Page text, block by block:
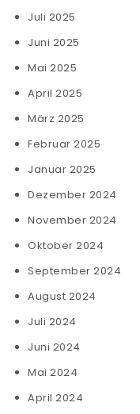
Juli 2025
Juni 2025
Mai 2025
April 2025
März 2025
Februar 2025
Januar 2025
Dezember 2024
November 2024
Oktober 2024
September 2024
August 2024
Juli 2024
Juni 2024
Mai 2024
April 2024